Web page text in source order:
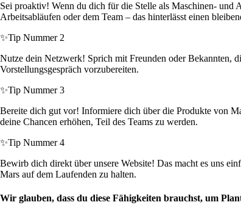
Sei proaktiv! Wenn du dich für die Stelle als Maschinen- und
Arbeitsabläufen oder dem Team – das hinterlässt einen
✨Tip Nummer 2
Nutze dein Netzwerk! Sprich mit Freunden oder Bekannten,
Vorstellungsgespräch vorzubereiten.
✨Tip Nummer 3
Bereite dich gut vor! Informiere dich über die Produkte von
deine Chancen erhöhen, Teil des Teams zu werden.
✨Tip Nummer 4
Bewirb dich direkt über unsere Website! Das macht es uns
Mars auf dem Laufenden zu halten.
Wir glauben, dass du diese Fähigkeiten brauchst, um